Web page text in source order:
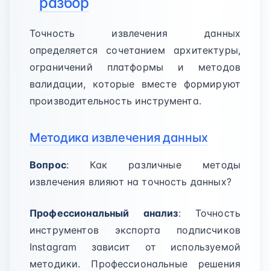
Точность извлечения данных
определяется сочетанием архитектуры,
ограничений платформы и методов
валидации, которые вместе формируют
производительность инструмента.
Методика извлечения данных
Вопрос: Как различные методы
извлечения влияют на точность данных?
Профессиональный анализ: Точность
инструментов экспорта подписчиков
Instagram зависит от используемой
методики. Профессиональные решения